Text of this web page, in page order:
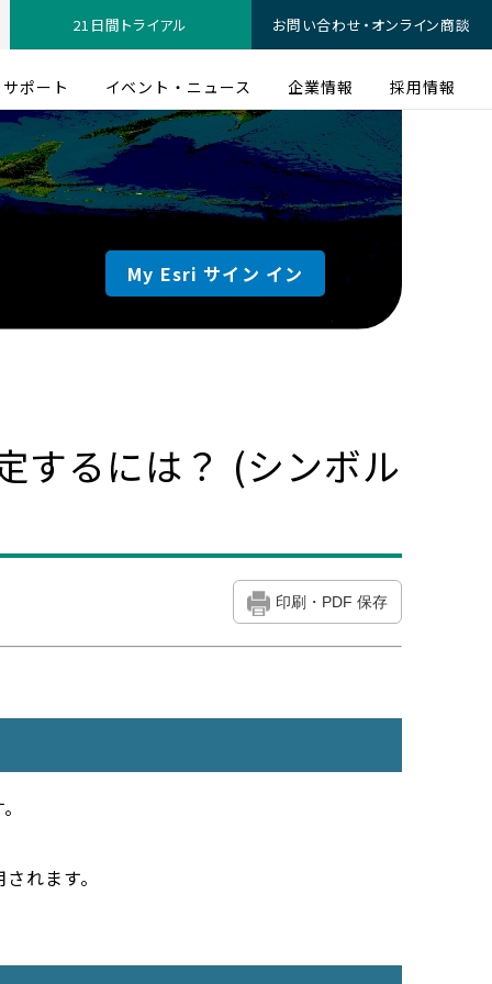
21日間トライアル お問い合わせ・オンライン商談
サポート イベント・ニュース 企業情報 採用情報
My Esri サイン イン
するには？ (シンボル
印刷・PDF 保存
れます。